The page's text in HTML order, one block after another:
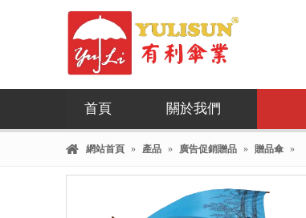
首頁 關於我們
網站首頁 » 產品 » 廣告促銷贈品 » 贈品傘 »